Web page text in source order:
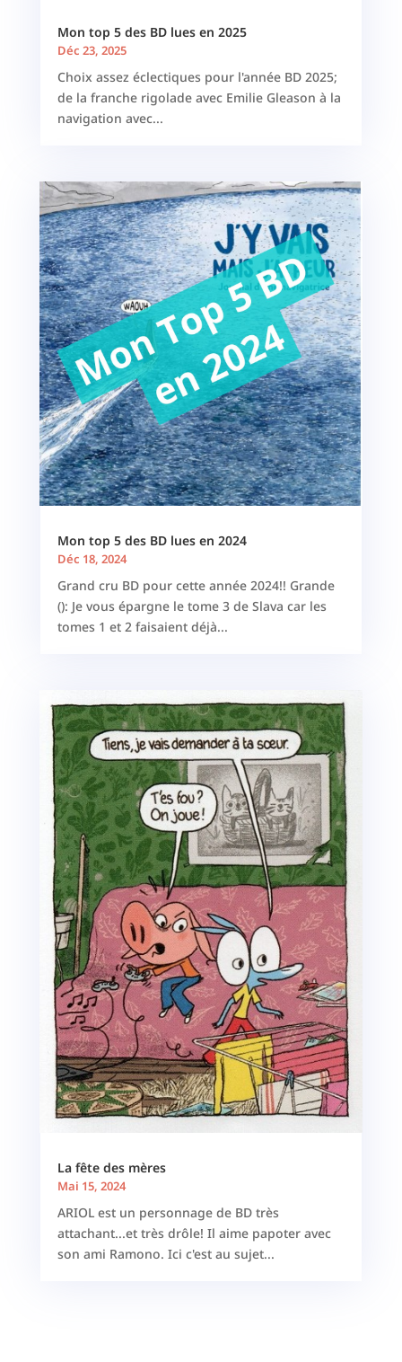
Mon top 5 des BD lues en 2025
Déc 23, 2025
Choix assez éclectiques pour l'année BD 2025;
de la franche rigolade avec Emilie Gleason à la
navigation avec...
Mon top 5 des BD lues en 2024
Déc 18, 2024
Grand cru BD pour cette année 2024!! Grande
(): Je vous épargne le tome 3 de Slava car les
tomes 1 et 2 faisaient déjà...
La fête des mères
Mai 15, 2024
ARIOL est un personnage de BD très
attachant...et très drôle! Il aime papoter avec
son ami Ramono. Ici c'est au sujet...